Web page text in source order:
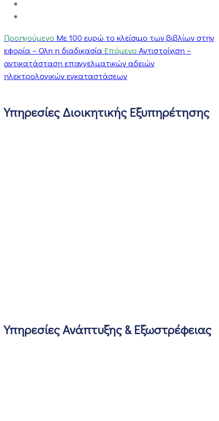
Προηγούμενο Με 100 ευρώ το κλείσιμο των βιβλίων στην
εφορία – Ολη η διαδικασία Επόμενο Αντιστοίχιση –
αντικατάσταση επαγγελματικών αδειών
ηλεκτρολογικών εγκαταστάσεων
Υπηρεσίες Διοικητικής Εξυπηρέτησης
Υπηρεσίες Ανάπτυξης & Εξωστρέφειας